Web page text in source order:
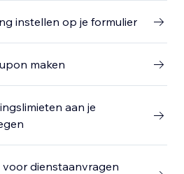
instellen op je formulier
maken
aan je
voor dienstaanvragen